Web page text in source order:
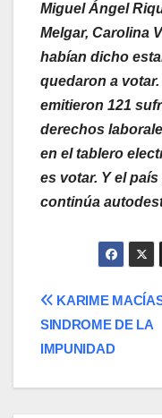
Miguel Ángel
Melgar, Carolina
habían dicho
quedaron a
emitieron 121
derechos
en el tablero
es votar. Y el
continúa
de
entradas
KARIME
SINDROME DE LA
IMPUNIDAD